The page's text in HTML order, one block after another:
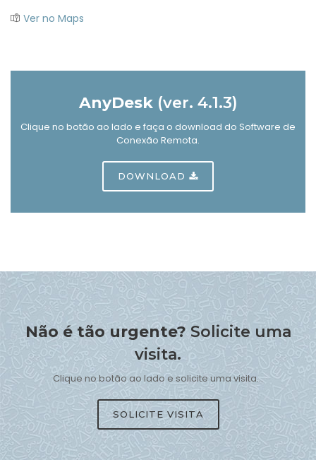
Ver no Maps
AnyDesk (ver. 4.1.3)
Clique no botão ao lado e faça o download do Software de
Conexão Remota.
DOWNLOAD
Não é tão urgente?Solicite uma
visita.
Clique no botão ao lado e solicite uma visita...
SOLICITE VISITA